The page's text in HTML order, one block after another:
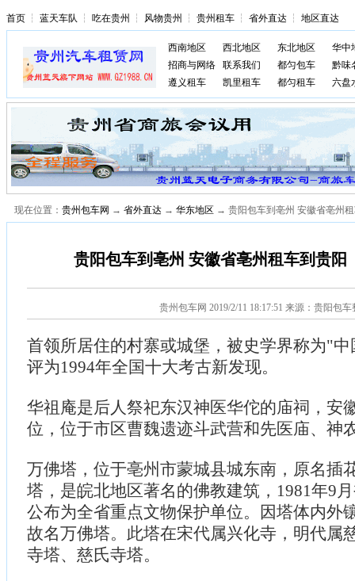
首页 ┆ 蓝天车队 ┆ 吃在贵州 ┆ 风物贵州 ┆ 贵州租车 ┆ 省外直达 ┆ 地区直达
西南地区 西北地区 东北地区
华中
招商与网络
联系我们 都匀包车
黔味
遵义租车
凯里租车 都匀租车 六盘
现在位置： 贵州包车网 → 省外直达 → 华东地区 → 贵阳包车到亳州 安徽省亳州
贵阳包车到亳州 安徽省亳州租车到贵阳
贵州包车网 2019/2/11 18:17:51 来源：贵阳包车
首领所居住的村寨或城堡，被史学界称为"
评为1994年全国十大考古新发现。
华祖庵是后人祭祀东汉神医华佗的庙祠，安
位，位于市区曹魏遗迹斗武营和先医庙、神
万佛塔，位于亳州市蒙城县城东南，原名插
塔，是皖北地区著名的佛教建筑，1981年9
公布为全省重点文物保护单位。因塔体内外
故名万佛塔。此塔在宋代属兴化寺，明代属
寺塔、慈氏寺塔。